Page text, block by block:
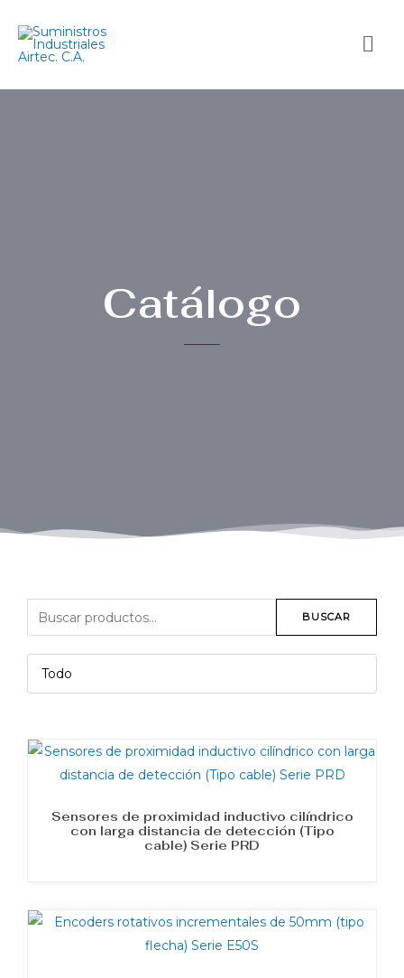
Catálogo
BUSCAR
Todo
Sensores de proximidad inductivo cilíndrico
con larga distancia de detección (Tipo
cable) Serie PRD